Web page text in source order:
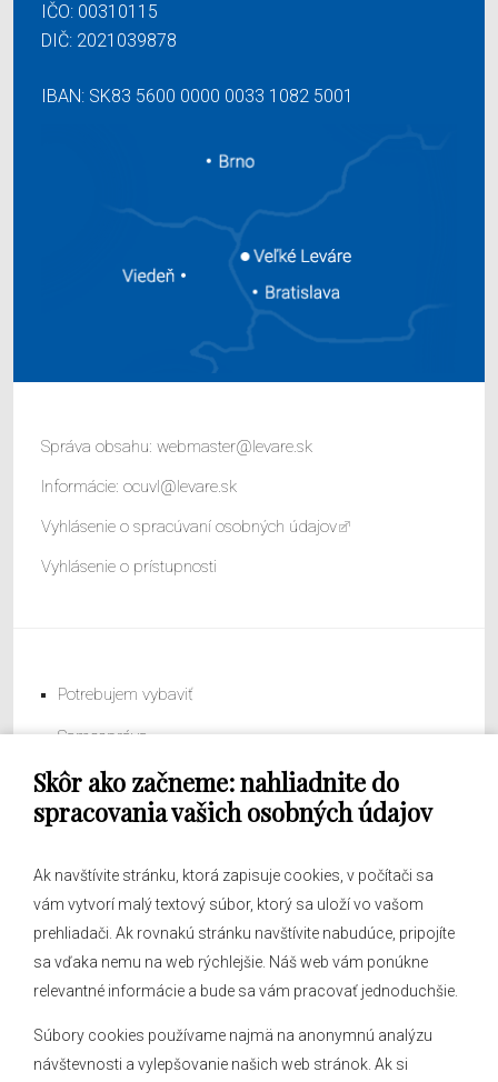
Skôr ako začneme: nahliadnite do
spracovania vašich osobných údajov
Ak navštívite stránku, ktorá zapisuje cookies, v počítači sa
vám vytvorí malý textový súbor, ktorý sa uloží vo vašom
prehliadači. Ak rovnakú stránku navštívite nabudúce, pripojíte
sa vďaka nemu na web rýchlejšie. Náš web vám ponúkne
relevantné informácie a bude sa vám pracovať jednoduchšie.
Súbory cookies používame najmä na anonymnú analýzu
návštevnosti a vylepšovanie našich web stránok. Ak si
IČO: 00310115
DIČ: 2021039878
IBAN: SK83 5600 0000 0033 1082 5001
Správa obsahu: webmaster@levare.sk
Informácie: ocuvl@levare.sk
Vyhlásenie o spracúvaní osobných údajov
Vyhlásenie o prístupnosti
Potrebujem vybaviť
Samospráva
Obecný úrad
O obci
Hlásenia obecného rozhlasu